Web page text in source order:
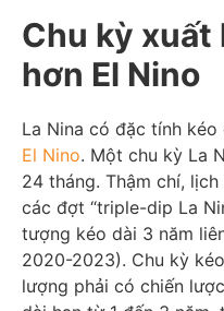
Chu kỳ xuất
hơn El Nino
La Nina có đặc tính
El Nino. Một chu kỳ La
24 tháng. Thậm chí,
các đợt “triple-dip La
tượng kéo dài 3 năm
2020-2023). Chu kỳ
lượng phải có chiến